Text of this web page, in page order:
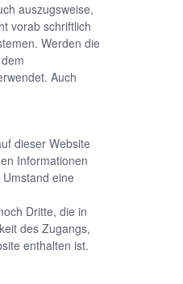
auszugsweise,
vorab schriftlich
Werden die
Auch
dieser Website
Informationen
eine
Dritte, die in
des Zugangs,
enthalten ist.